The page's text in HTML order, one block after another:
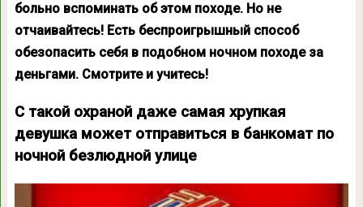
больно вспоминать об этом походе. Но не
отчаивайтесь! Есть беспроигрышный способ
обезопасить себя в подобном ночном походе за
деньгами. Смотрите и учитесь!
С такой охраной даже самая хрупкая
девушка может отправиться в банкомат по
ночной безлюдной улице